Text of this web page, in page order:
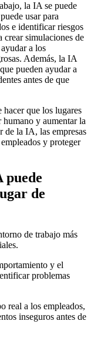
la IA se puede
usar para
e identificar riesgos
crear simulaciones de
a los
Además, la IA
pueden ayudar a
antes de que
que los lugares
humano y aumentar la
de la IA, las empresas
y proteger
puede
de
de trabajo más
y el
problemas
real a los empleados,
inseguros antes de